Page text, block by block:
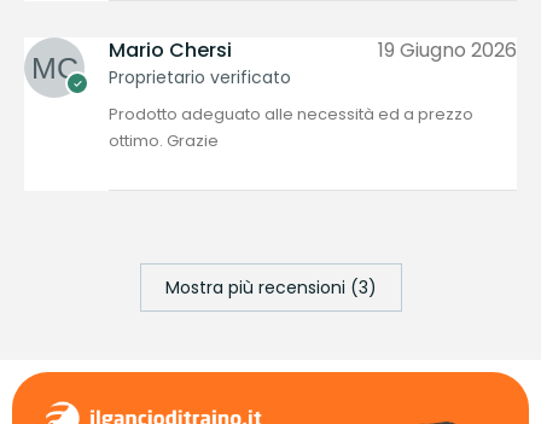
Mario Chersi
Proprietario verificato
19 Giugno 2026
Prodotto adeguato alle necessità ed a prezzo
ottimo. Grazie
Mostra più recensioni (3)